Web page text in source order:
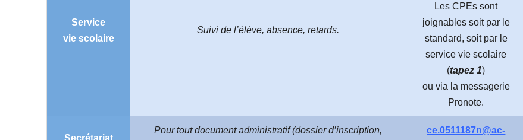
Service
vie scolaire
Suivi de l’élève, absence, retards.
Les CPEs sont
joignables soit par le
standard, soit par le
service vie scolaire
(tapez 1)
ou via la messagerie
Pronote.
Secrétariat
Pour tout document administratif (dossier d’inscription,
ce.0511187n@ac-